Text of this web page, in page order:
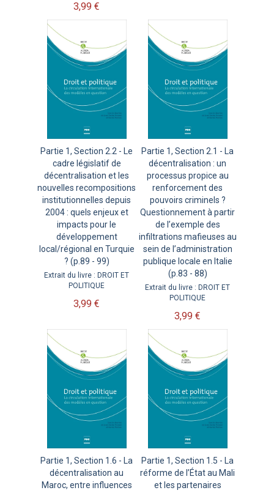
3,99 €
Partie 1, Section 2.2 - Le
cadre législatif de
décentralisation et les
nouvelles recompositions
institutionnelles depuis
2004 : quels enjeux et
impacts pour le
développement
local/régional en Turquie
? (p.89 - 99)
Extrait du livre : DROIT ET
POLITIQUE
3,99 €
Partie 1, Section 2.1 - La
décentralisation : un
processus propice au
renforcement des
pouvoirs criminels ?
Questionnement à partir
de l’exemple des
infiltrations mafieuses au
sein de l’administration
publique locale en Italie
(p.83 - 88)
Extrait du livre : DROIT ET
POLITIQUE
3,99 €
Partie 1, Section 1.6 - La
décentralisation au
Maroc, entre influences
Partie 1, Section 1.5 - La
réforme de l’État au Mali
et les partenaires